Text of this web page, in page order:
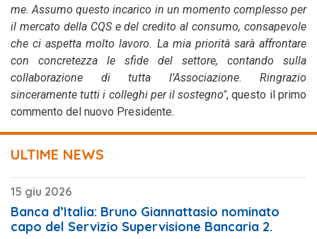
me. Assumo questo incarico in un momento complesso per
il mercato della CQS e del credito al consumo, consapevole
che ci aspetta molto lavoro. La mia priorità sarà affrontare
con concretezza le sfide del settore, contando sulla
collaborazione di tutta l’Associazione. Ringrazio
sinceramente tutti i colleghi per il sostegno", questo il primo
commento del nuovo Presidente.
ULTIME NEWS
15 giu 2026
Banca d’Italia: Bruno Giannattasio nominato
capo del Servizio Supervisione Bancaria 2.